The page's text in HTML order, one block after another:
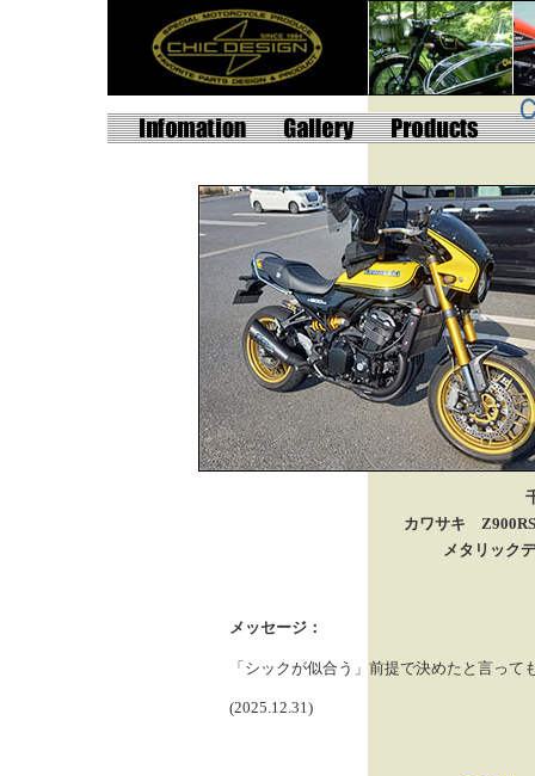
カワサキ
メタリック
メッセージ：
「シックが似合う」前提で決めたと言っ
(2025.12.31)